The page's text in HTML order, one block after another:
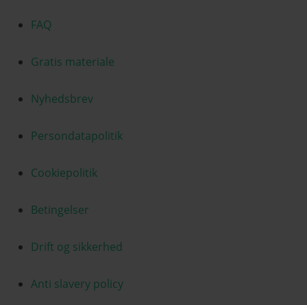
FAQ
Gratis materiale
Nyhedsbrev
Persondatapolitik
Cookiepolitik
Betingelser
Drift og sikkerhed
Anti slavery policy